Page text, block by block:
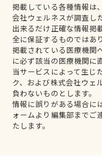
掲載している各種情報は
会社ウェルネスが調査し
出来るだけ正確な情報掲
全に保証するものではあ
掲載されている医療機関
に必ず該当の医療機関に
当サービスによって生じ
ク、および株式会社ウェ
負わないものとします。
情報に誤りがある場合に
ォームより編集部までご
たします。